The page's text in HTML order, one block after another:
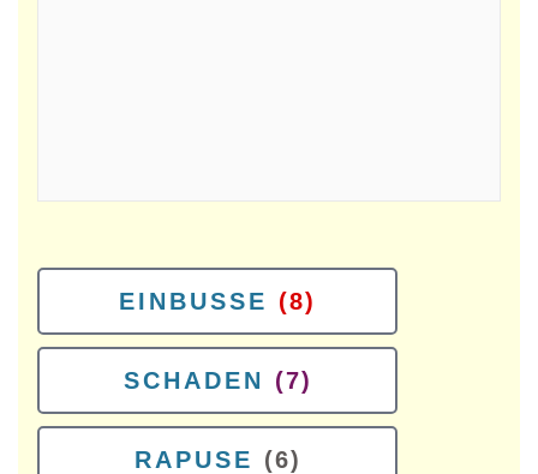
EINBUSSE (8)
SCHADEN (7)
RAPUSE (6)